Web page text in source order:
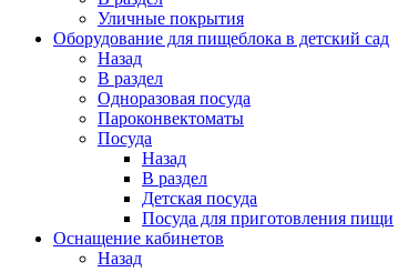
Уличные покрытия
Оборудование для пищеблока в детский сад
Назад
В раздел
Одноразовая посуда
Пароконвектоматы
Посуда
Назад
В раздел
Детская посуда
Посуда для приготовления пищи
Оснащение кабинетов
Назад